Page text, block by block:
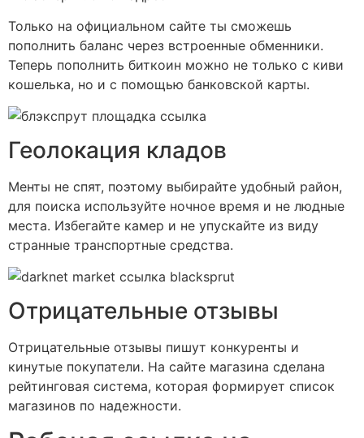
Только на официальном сайте ты сможешь
пополнить баланс через встроенные обменники.
Теперь пополнить биткоин можно не только с киви
кошелька, но и с помощью банковской карты.
Геолокация кладов
Менты не спят, поэтому выбирайте удобный район,
для поиска используйте ночное время и не людные
места. Избегайте камер и не упускайте из виду
странные транспортные средства.
Отрицательные отзывы
Отрицательные отзывы пишут конкуренты и
кинутые покупатели. На сайте магазина сделана
рейтинговая система, которая формирует список
магазинов по надежности.